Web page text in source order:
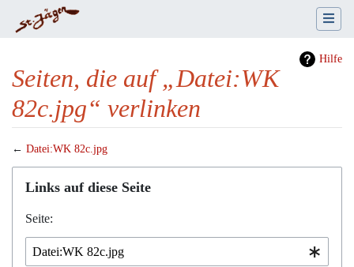
Hilfe
Seiten, die auf „Datei:WK
82c.jpg“ verlinken
← Datei:WK 82c.jpg
Wechseln zu:Navigation,Suche
Links auf diese Seite
Seite: